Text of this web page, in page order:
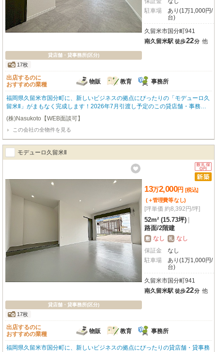
貸店舗・貸事務所(区分)
17枚
駐車場
あり(1万1,000円/
台)
久留米市国分町941
南久留米駅 徒歩22分 他
出店するのに
おすすめの業種
物販 教育 事務所
福岡県久留米市国分町に、新しいビジネスの拠点にぴったりの「モデューロ久
留米Ⅱ」がまもなく完成します！2026年7月引渡し予定のこの貸店舗・事務所
は、お客様の新しいスタートを力強く応援する魅力が満載です。初期費用を抑
えたい方に嬉しい、敷金・礼金・保証金が全て0円！さらに1ヶ月間のフリーレ
ント期間もご用意しており、開業準備にゆとりが持てますね。広々52.0㎡の空
間は、小売・物販、教育・スクール、事務所など幅広い業種におすすめです。
無料駐車場が各戸2～3台分も付いているので、お客様もスタッフの方も車での
アクセスがとても便利。路面店なので視認性も高く、エアコンも完備で快適に
過ごしていただけます。徒歩3分にはスーパー「ハローデイ国分店」があり、
日常の買い物にも困りません。飲食全般はご遠慮いただいておりますが、新し
いビジネスを始める皆様に、きっとご満足いただけるはずです。ぜひこの機会
(株)Nasukoto【WEB面談可】
この会社の全物件を見る
モデューロ久留米Ⅱ
貸店舗・貸事務所(区分)
17枚
13万2,000円 [税込]
(＋管理費等なし)
[坪単価 約8,392円/坪]
52m² (15.73坪)
路面/2階建
敷 なし 礼 なし
保証金
なし
駐車場
あり(1万1,000円/
台)
久留米市国分町941
南久留米駅 徒歩22分 他
出店するのに
おすすめの業種
物販 教育 事務所
福岡県久留米市国分町に、新しいビジネスの拠点にぴったりの貸店舗・貸事務